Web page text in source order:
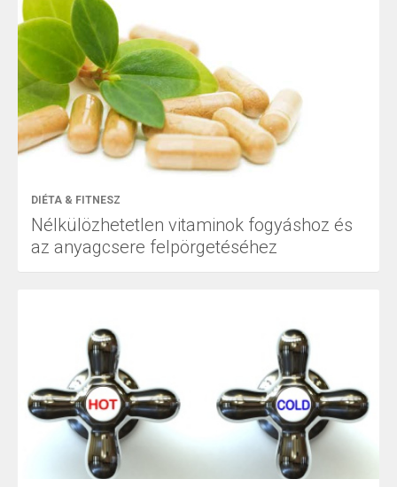
DIÉTA & FITNESZ
Nélkülözhetetlen vitaminok fogyáshoz és
az anyagcsere felpörgetéséhez